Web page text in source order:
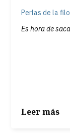
Perlas de la
Es hora de
Leer más